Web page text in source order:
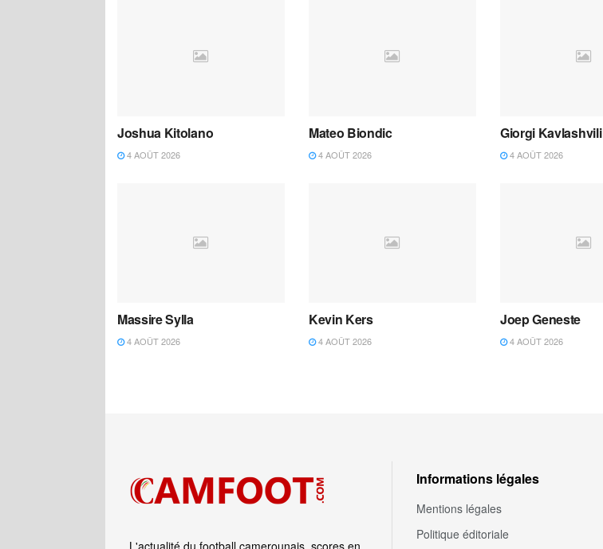
Joshua Kitolano
4 AOÛT 2026
Mateo Biondic
4 AOÛT 2026
Giorgi Kavlashvili
4 AOÛT 2026
Massire Sylla
4 AOÛT 2026
Kevin Kers
4 AOÛT 2026
Joep Geneste
4 AOÛT 2026
Informations légales
Mentions légales
Politique éditoriale